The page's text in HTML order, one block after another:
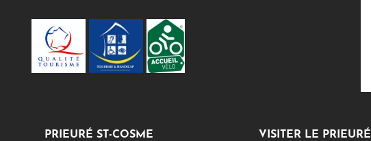
PRIEURÉ ST-COSME
VISITER LE PRIEURÉ